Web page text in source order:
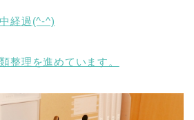
経過(^-^)
整理を進めています。